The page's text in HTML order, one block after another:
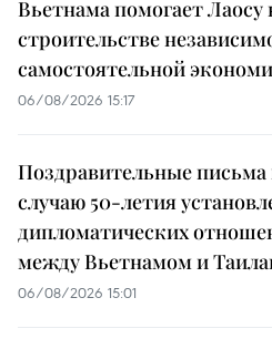
Вьетнама помогает Лаосу
строительстве
самостоятельной
06/08/2026 15:17
Поздравительные письма
случаю 50-летия
дипломатических
между Вьетнамом и
06/08/2026 15:01